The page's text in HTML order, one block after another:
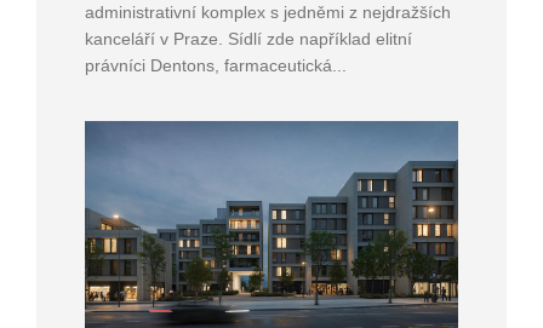
administrativní komplex s jedněmi z nejdražších
kanceláří v Praze. Sídlí zde například elitní
právníci Dentons, farmaceutická...